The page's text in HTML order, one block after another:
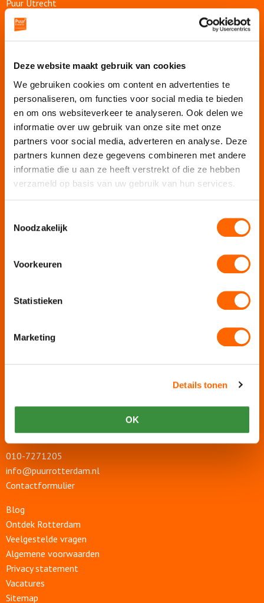
Deze website maakt gebruik van cookies
We gebruiken cookies om content en advertenties te
personaliseren, om functies voor social media te bieden
en om ons websiteverkeer te analyseren. Ook delen we
informatie over uw gebruik van onze site met onze
partners voor social media, adverteren en analyse. Deze
partners kunnen deze gegevens combineren met andere
informatie die u aan ze heeft verstrekt of die ze hebben
verzameld op basis van uw gebruik van hun services.
Noodzakelijk
Voorkeuren
Statistieken
Marketing
Details tonen
OK
Puur Utrecht
Puur Den Haag
Puur Haarlem
Vergaderlocatie De Grote Werf
Vergaderlocatie Rotterdam View
Vergaderlocatie Dak van Amsterdam
Mobiele escaperoom de Strijd
Wij organiseren jouw
Groepsuitje
Afdelingsuitje
Bedrijfsfeest
Jubileumfeest
Contact en adres
3011 XZ Rotterdam
010-7271205
info@puurrotterdam.nl
Contactformulier
Blog
Ontdek Rotterdam
Veelgestelde vragen
Algemene voorwaarden
Privacy statement
Vacatures
Sitemap